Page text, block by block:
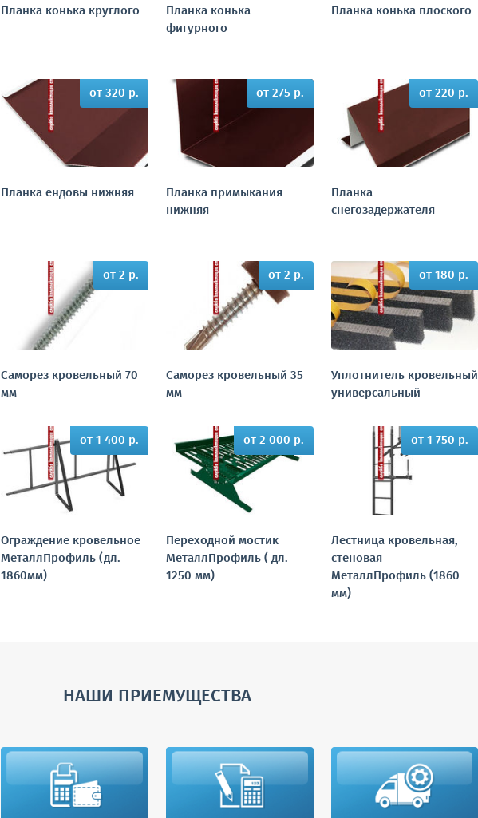
Планка конька круглого
Планка конька
фигурного
Планка конька плоского
от 320 р.
Планка ендовы нижняя
от 275 р.
Планка примыкания
нижняя
от 220 р.
Планка
снегозадержателя
от 2 р.
Саморез кровельный 70
мм
от 2 р.
Саморез кровельный 35
мм
от 180 р.
Уплотнитель кровельный
универсальный
от 1 400 р.
Ограждение кровельное
МеталлПрофиль (дл.
1860мм)
от 2 000 р.
Переходной мостик
МеталлПрофиль ( дл.
1250 мм)
от 1 750 р.
Лестница кровельная,
стеновая
МеталлПрофиль (1860
мм)
НАШИ ПРИЕМУЩЕСТВА